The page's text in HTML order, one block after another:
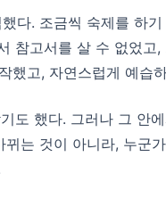
다. 조금씩 숙제를 하
참고서를 살 수 없었
했고, 자연스럽게 예습
도 했다. 그러나 그 안
는 것이 아니라, 누군